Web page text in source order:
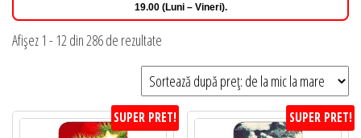
19.00 (Luni – Vineri).
Afișez 1 - 12 din 286 de rezultate
după
preț:
de
la
SUPER PRET! SUPER PRET!